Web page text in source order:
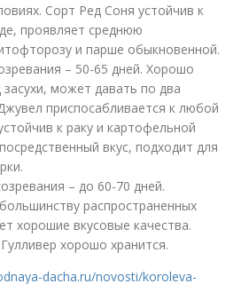
Сорт Ред Соня устойчив к
проявляет среднюю
и парше обыкновенной.
– 50-65 дней. Хорошо
может давать по два
приспосабливается к любой
к раку и картофельной
вкус, подходит для
– до 60-70 дней.
распространенных
хорошие вкусовые качества.
хорошо хранится.
dacha.ru/novosti/koroleva-